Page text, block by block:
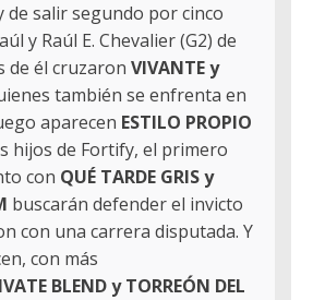
de salir segundo por cinco
y Raúl E. Chevalier (G2) de
de él cruzaron VIVANTE y
también se enfrenta en
aparecen ESTILO PROPIO
hijos de Fortify, el primero
con QUÉ TARDE GRIS y
buscarán defender el invicto
con una carrera disputada. Y
con más
BLEND y TORREÓN DEL